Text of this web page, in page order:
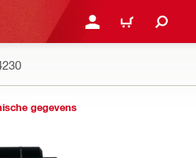
LOG IN OF REGISTREER
WINKELWAGEN
gegevens